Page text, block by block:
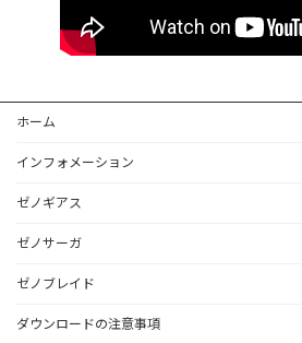
ホーム
インフォメーション
ゼノギアス
ゼノサーガ
ゼノブレイド
ダウンロードの注意事項